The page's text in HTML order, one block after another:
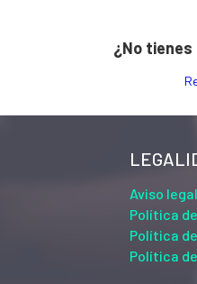
¿No
Aviso legal
Política
Política
Política